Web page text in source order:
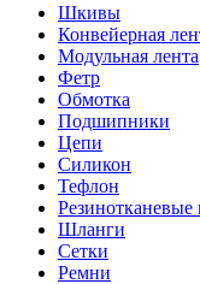
Шкивы
Конвейерная
Модульная лента
Фетр
Обмотка
Подшипники
Цепи
Силикон
Тефлон
Шланги
Сетки
Ремни